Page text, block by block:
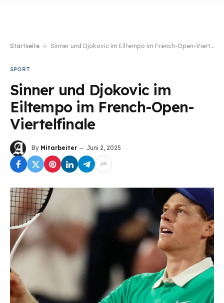
Startseite » Sinner und Djokovic im Eiltempo im French-Open-Viertelfinale
SPORT
Sinner und Djokovic im
Eiltempo im French-Open-
Viertelfinale
By Mitarbeiter Juni 2, 2025